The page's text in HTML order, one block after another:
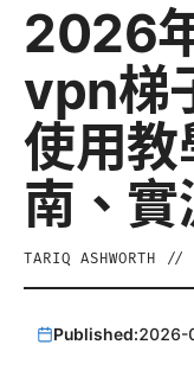
2026
vpn梯
使用教
南、
TARIQ ASHWORTH //
Published:2026-